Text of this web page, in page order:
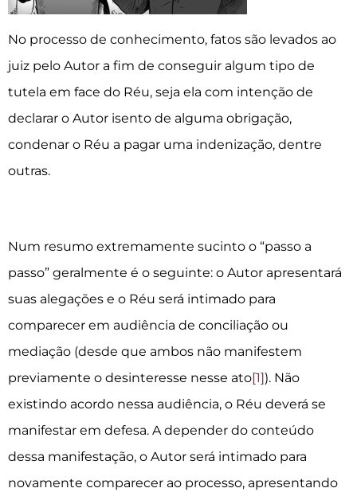
No processo de conhecimento, fatos são levados ao
juiz pelo Autor a fim de conseguir algum tipo de
tutela em face do Réu, seja ela com intenção de
declarar o Autor isento de alguma obrigação,
condenar o Réu a pagar uma indenização, dentre
outras.
Num resumo extremamente sucinto o “passo a
passo” geralmente é o seguinte: o Autor apresentará
suas alegações e o Réu será intimado para
comparecer em audiência de conciliação ou
mediação (desde que ambos não manifestem
previamente o desinteresse nesse ato[1]). Não
existindo acordo nessa audiência, o Réu deverá se
manifestar em defesa. A depender do conteúdo
dessa manifestação, o Autor será intimado para
novamente comparecer ao processo, apresentando